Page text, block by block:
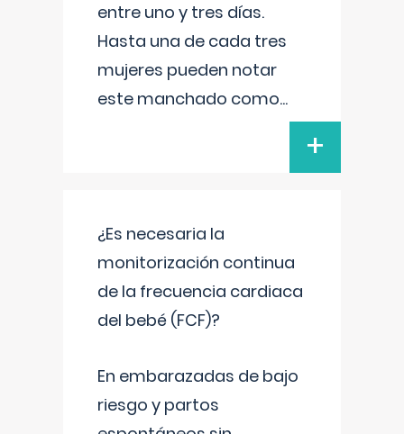
entre uno y tres días.
Hasta una de cada tres
mujeres pueden notar
este manchado como...
+
¿Es necesaria la
monitorización continua
de la frecuencia cardiaca
del bebé (FCF)?
En embarazadas de bajo
riesgo y partos